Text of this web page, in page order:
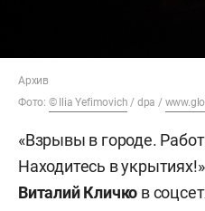
Архив
Фото: © Ilia Yefimovich / dpa /
«Взрывы в городе.
Находитесь в
Виталий Кличко в